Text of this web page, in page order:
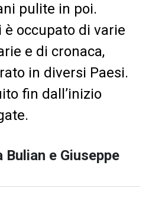
pulite in poi.
è occupato di varie
e di cronaca,
in diversi Paesi.
fin dall’inizio
e Giuseppe